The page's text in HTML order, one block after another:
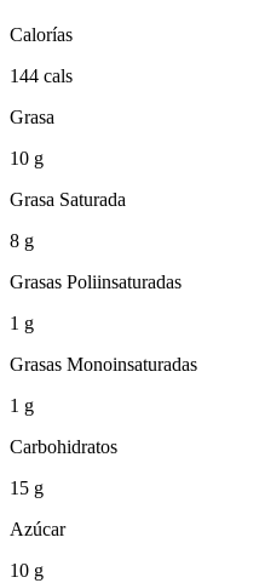
Calorías
144 cals
Grasa
10 g
Grasa Saturada
8 g
Grasas Poliinsaturadas
1 g
Grasas Monoinsaturadas
1 g
Carbohidratos
15 g
Azúcar
10 g